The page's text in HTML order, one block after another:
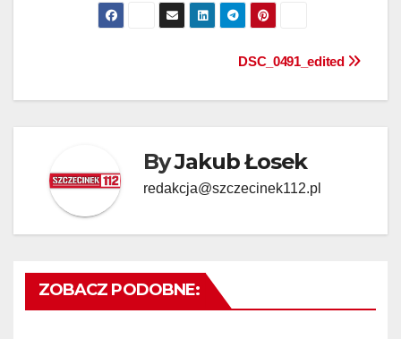
wpisu
DSC_0491_edited
ByJakub Łosek
redakcja@szczecinek112.pl
ZOBACZ PODOBNE: